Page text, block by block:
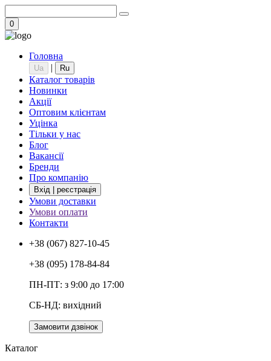
0
Головна
Ua | Ru
Каталог товарів
Новинки
Акції
Оптовим клієнтам
Уцінка
Тільки у нас
Блог
Вакансії
Бренди
Про компанію
Вхід | реєстрація
Умови доставки
Умови оплати
Контакти
+38 (067) 827-10-45
+38 (095) 178-84-84
ПН-ПТ: з 9:00 до 17:00
СБ-НД: вихідний
Замовити дзвінок
Каталог